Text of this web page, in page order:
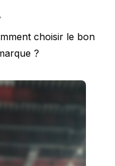
choisir le bon
?